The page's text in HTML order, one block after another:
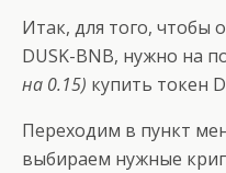
Итак, для того, чтобы
DUSK-BNB, нужно на
на 0.15) купить токен
Переходим в пункт
выбираем нужные